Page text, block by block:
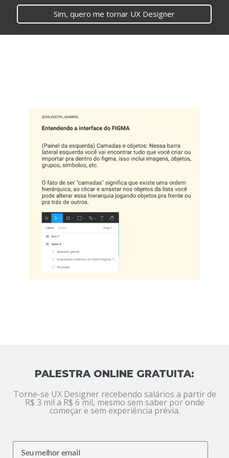
Sim, quero me tornar UX Designer
PALESTRA ONLINE GRATUITA:
Torne-se UX Designer recebendo salários a partir de
R$ 3 mil a R$ 6 mil, mesmo sem saber por onde
começar e sem experiência prévia.